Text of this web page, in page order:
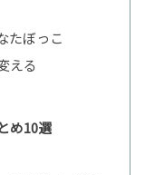
たぼっこ
える
め10選